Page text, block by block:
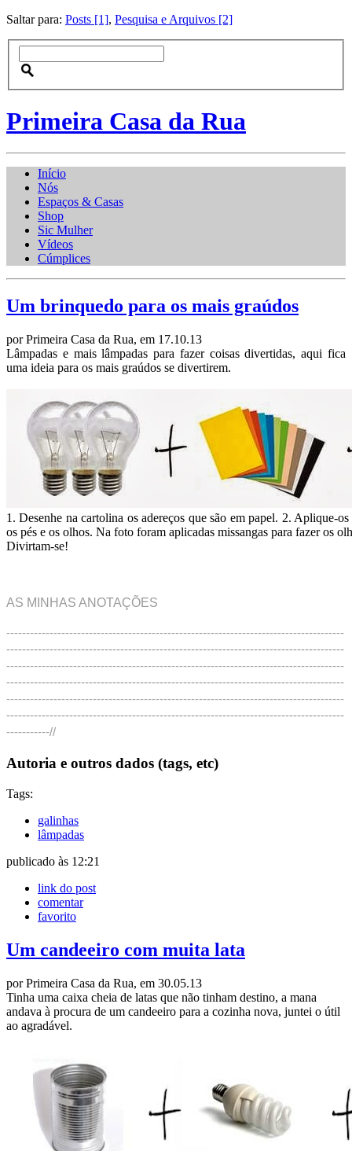
Saltar para: Posts [1], Pesquisa e Arquivos [2]
Primeira Casa da Rua
Início
Nós
Espaços & Casas
Shop
Sic Mulher
Vídeos
Cúmplices
Um brinquedo para os mais graúdos
por Primeira Casa da Rua, em 17.10.13
Lâmpadas e mais lâmpadas para fazer coisas divertidas, aqui fica
uma ideia para os mais graúdos se divertirem.
1. Desenhe na cartolina os adereços que são em papel. 2. Aplique-
os pés e os olhos. Na foto foram aplicadas missangas para fazer os
Divirtam-se!
AS MINHAS ANOTAÇÕES
--------------------------------------------------------------------------------------
--------------------------------------------------------------------------------------
--------------------------------------------------------------------------------------
--------------------------------------------------------------------------------------
--------------------------------------------------------------------------------------
--------------------------------------------------------------------------------------
-----------//
Autoria e outros dados (tags, etc)
Tags:
galinhas
lâmpadas
publicado às 12:21
link do post
comentar
favorito
Um candeeiro com muita lata
por Primeira Casa da Rua, em 30.05.13
Tinha uma caixa cheia de latas que não tinham destino, a mana
andava à procura de um candeeiro para a cozinha nova, juntei o útil
ao agradável.